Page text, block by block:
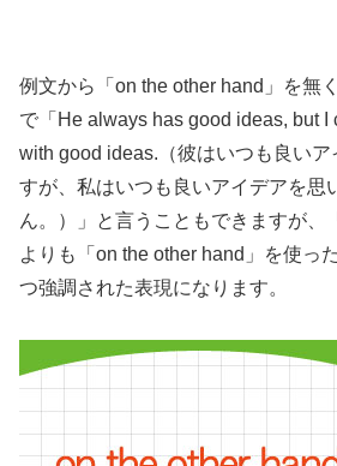
例文から「on the other hand」を無
で「He always has good ideas, but I
with good ideas.（彼はいつも良いア
すが、私はいつも良いアイデアを思
ん。）」と言うこともできますが、
よりも「on the other hand」を使っ
つ強調された表現になります。